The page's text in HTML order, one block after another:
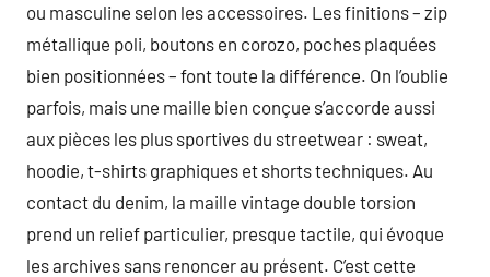
ou masculine selon les accessoires. Les finitions – zip
métallique poli, boutons en corozo, poches plaquées
bien positionnées – font toute la différence. On l’oublie
parfois, mais une maille bien conçue s’accorde aussi
aux pièces les plus sportives du streetwear : sweat,
hoodie, t-shirts graphiques et shorts techniques. Au
contact du denim, la maille vintage double torsion
prend un relief particulier, presque tactile, qui évoque
les archives sans renoncer au présent. C’est cette